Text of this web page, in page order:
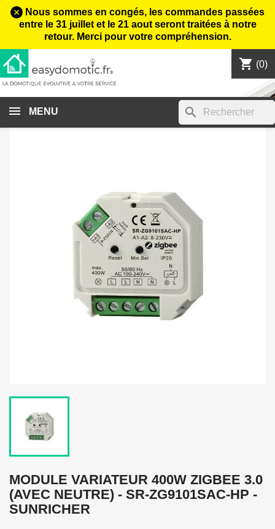
Nous sommes en congés, les commandes passées
entre le 31 juillet et le 21 aout seront traitées à notre
retour. Merci pour votre compréhension.
shopping_cart (0)

MENU search
MODULE VARIATEUR 400W ZIGBEE 3.0
(AVEC NEUTRE) - SR-ZG9101SAC-HP -
SUNRICHER